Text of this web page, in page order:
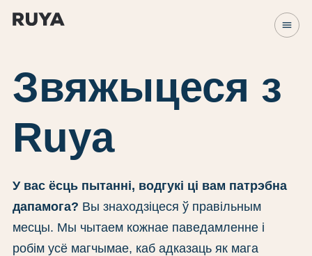
menu
Звяжыцеся з
Ruya
У вас ёсць пытанні, водгукі ці вам патрэбна
дапамога? Вы знаходзіцеся ў правільным
месцы. Мы чытаем кожнае паведамленне і
робім усё магчымае, каб адказаць як мага